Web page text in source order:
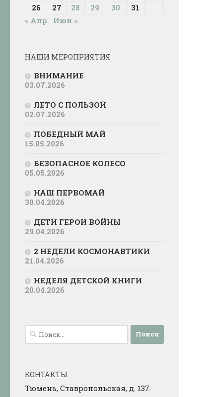
26
27 28 29 30
31
« Апр
Июн »
НАШИ МЕРОПРИЯТИЯ
ВНИМАНИЕ
03.07.2026
ЛЕТО С ПОЛЬЗОЙ
02.07.2026
ПОБЕДНЫЙ МАЙ
15.05.2026
БЕЗОПАСНОЕ КОЛЕСО
05.05.2026
НАШ ПЕРВОМАЙ
30.04.2026
ДЕТИ ГЕРОИ ВОЙНЫ
29.04.2026
2 НЕДЕЛИ КОСМОНАВТИКИ
21.04.2026
НЕДЕЛЯ ДЕТСКОЙ КНИГИ
20.04.2026
Найти:
КОНТАКТЫ
Тюмень, Ставропольская, д. 137.